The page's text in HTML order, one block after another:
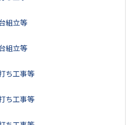
組立等
組立等
ち工事等
ち工事等